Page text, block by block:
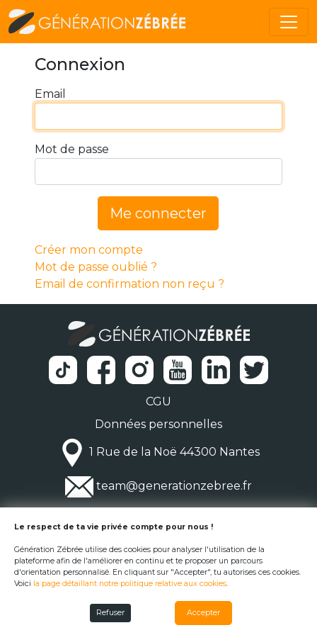
Connexion
Email
Mot de passe
Me connecter
Créer mon compte
Mot de passe oublié ?
Email de confirmation non reçu ?
CGU
Données personnelles
1 Rue de la Noë 44300 Nantes
team@generationzebree.fr
© Génération Zébrée 2026
Le respect de ta vie privée compte pour nous !
Génération Zébrée utilise des cookies pour analyser l'utilisation de la
plateforme afin de l'améliorer en continu et te proposer un parcours
d'orientation personnalisé. En cliquant sur "Accepter", tu autorises ces cookies.
Voici la page détaillant notre politique relative aux cookies.
Refuser Accepter